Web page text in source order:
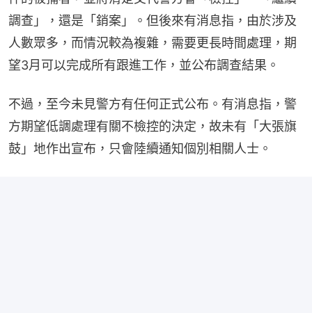
調查」，還是「銷案」。但後來有消息指，由於涉及
人數眾多，而情況較為複雜，需要更長時間處理，期
望3月可以完成所有跟進工作，並公布調查結果。
不過，至今未見警方有任何正式公布。有消息指，警
方期望低調處理有關不檢控的決定，故未有「大張旗
鼓」地作出宣布，只會陸續通知個別相關人士。